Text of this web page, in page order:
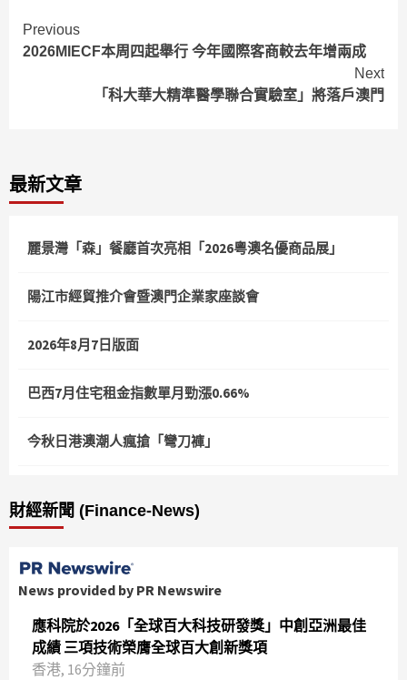
Continue
Reading
Previous
2026MIECF本周四起舉行 今年國際客商較去年增兩成
Next
「科大華大精準醫學聯合實驗室」將落戶澳門
最新文章
麗景灣「森」餐廳首次亮相「2026粵澳名優商品展」
陽江市經貿推介會暨澳門企業家座談會
2026年8月7日版面
巴西7月住宅租金指數單月勁漲0.66%
今秋日港澳潮人瘋搶「彎刀褲」
財經新聞 (Finance-News)
News provided by PR Newswire
應科院於2026「全球百大科技研發獎」中創亞洲最佳
成績 三項技術榮膺全球百大創新獎項
香港, 16分鐘前